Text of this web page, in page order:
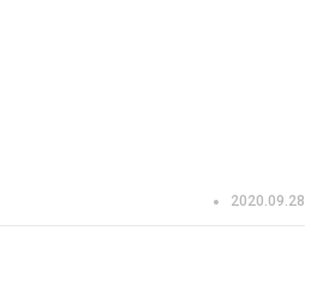
2020.09.28